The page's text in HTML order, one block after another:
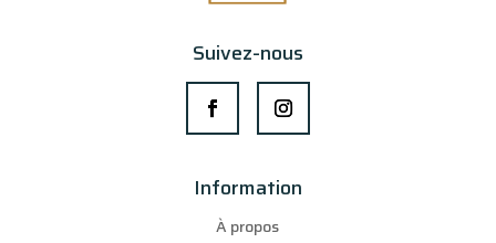
Suivez-nous
Information
À propos